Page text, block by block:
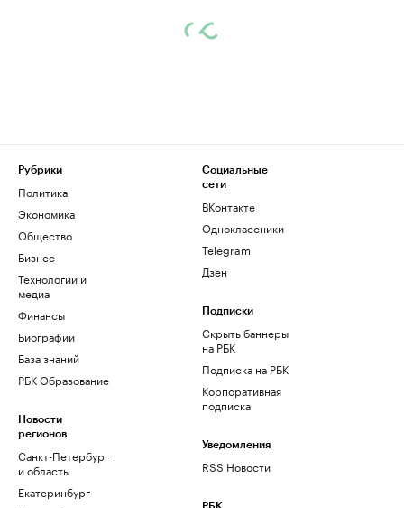
Рубрики
Политика
Экономика
Общество
Бизнес
Технологии и
медиа
Финансы
Биографии
База знаний
РБК Образование
Новости
регионов
Санкт-Петербург
и область
Екатеринбург
Социальные
сети
ВКонтакте
Одноклассники
Telegram
Дзен
Подписки
Скрыть баннеры
на РБК
Подписка на РБК
Корпоративная
подписка
Уведомления
RSS Новости